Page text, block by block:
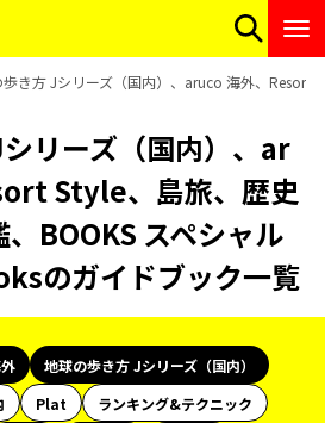
き方 Jシリーズ（国内）、aruco 海外、Resort
リーズ（国内）、ar
Style、島旅、歴史
BOOKS スペシャル
のガイドブック一覧
地球の歩き方 Jシリーズ（国内）
Plat
ランキング&テクニック